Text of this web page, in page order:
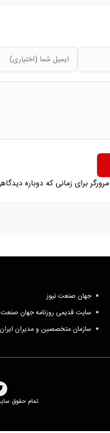
برای زمانی که دوباره
جهان صنعت نیوز
سایت قدیمی روزنامه جهان صنعت
سازمان متخصصین و مدیران ایران
تمام حقوق